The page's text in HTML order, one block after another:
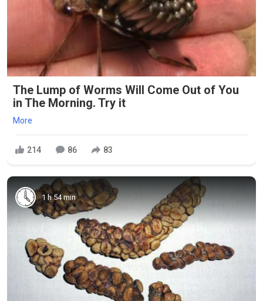
The Lump of Worms Will Come Out of You
in The Morning. Try it
More
214 86 83
1 h 54 min